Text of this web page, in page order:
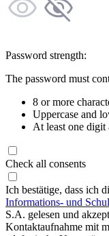
Password strength:
The password must
8 or more
Uppercase and
At least one digit
Check all consents
Ich bestätige, dass ich
Informations- und
S.A. gelesen und
Kontaktaufnahme mit